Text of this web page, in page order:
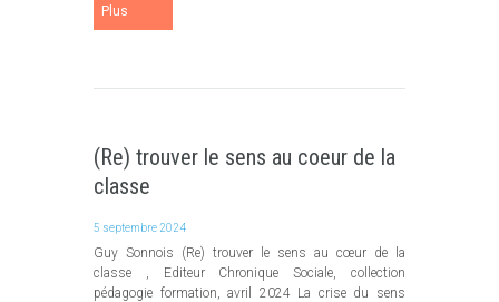
Plus
(Re) trouver le sens au coeur de la
classe
5 septembre 2024
Guy Sonnois (Re) trouver le sens au cœur de la
classe , Editeur Chronique Sociale, collection
pédagogie formation, avril 2024 La crise du sens